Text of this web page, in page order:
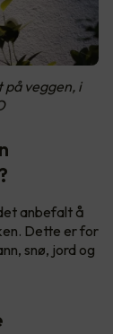
på veggen, i
anbefalt å
Dette er for
snø, jord og